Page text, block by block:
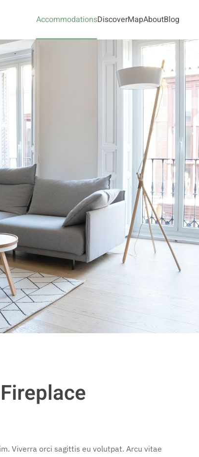
AccommodationsDiscoverMapAboutBlog
Viverra orci sagittis eu volutpat. Arcu vitae